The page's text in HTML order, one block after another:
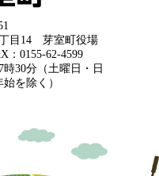
目14 芽室町役場
：0155-62-4599
時30分（土曜日・日
を除く）